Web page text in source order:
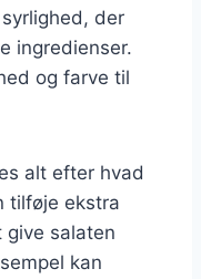
der
ingredienser.
og farve til
alt efter hvad
tilføje ekstra
give salaten
kan